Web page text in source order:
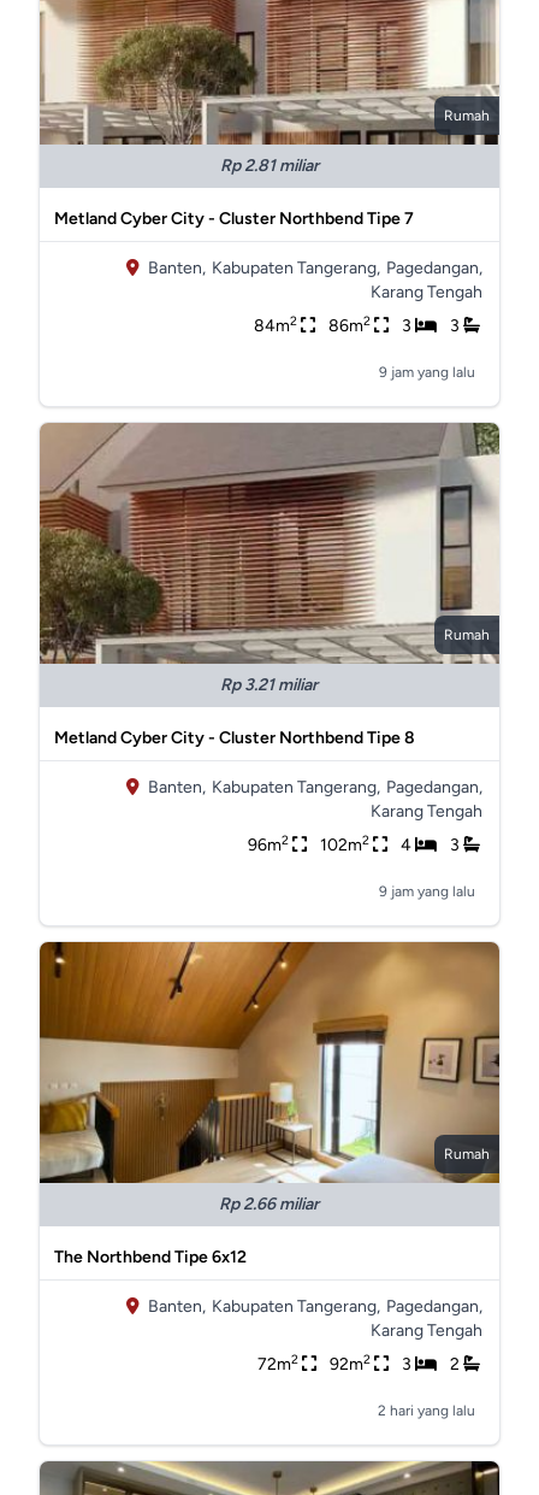
Rumah
Rp 2.81 miliar
Metland Cyber City - Cluster Northbend Tipe 7
Banten, Kabupaten Tangerang, Pagedangan,
Karang Tengah
84m2 86m2 3 3
9 jam yang lalu
Rumah
Rp 3.21 miliar
Metland Cyber City - Cluster Northbend Tipe 8
Banten, Kabupaten Tangerang, Pagedangan,
Karang Tengah
96m2 102m2 4 3
9 jam yang lalu
Rumah
Rp 2.66 miliar
The Northbend Tipe 6x12
Banten, Kabupaten Tangerang, Pagedangan,
Karang Tengah
72m2 92m2 3 2
2 hari yang lalu